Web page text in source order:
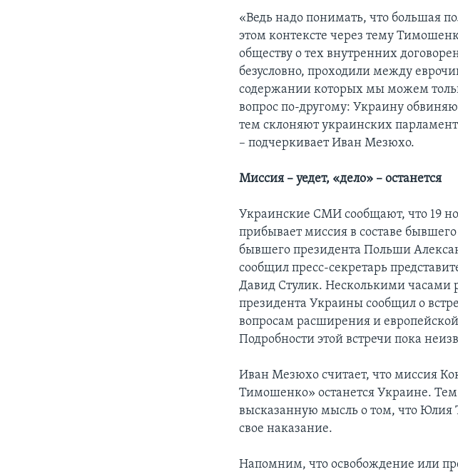
«Ведь надо понимать, что большая
этом контексте через тему
обществу о тех внутренних
безусловно, проходили между
содержании которых мы можем
вопрос по-другому: Украину
тем склоняют украинских
– подчеркивает Иван Мезюхо.
Миссия – уедет, «дело» – останется
Украинские СМИ сообщают, что 19
прибывает миссия в составе
бывшего президента Польши
сообщил пресс-секретарь
Давид Стулик. Несколькими часами
президента Украины сообщил о
вопросам расширения и
Подробности этой встречи пока
Иван Мезюхо считает, что миссия
Тимошенко» останется Украине.
высказанную мысль о том, что Юлия
свое наказание.
Напомним, что освобождение или